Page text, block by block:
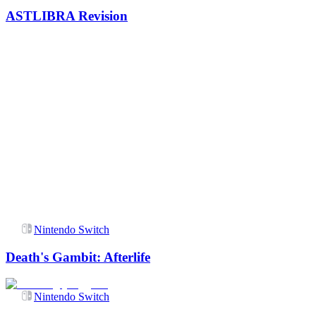
ASTLIBRA Revision
Nintendo Switch
Death's Gambit: Afterlife
Nintendo Switch